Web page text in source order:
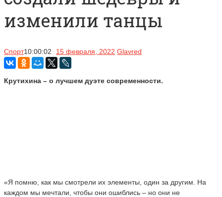
изменили танцы
Спорт10:00:02 15 февраля, 2022 Glavred
Крутихина – о лучшем дуэте современности.
«Я помню, как мы смотрели их элементы, один за другим. На
каждом мы мечтали, чтобы они ошиблись – но они не